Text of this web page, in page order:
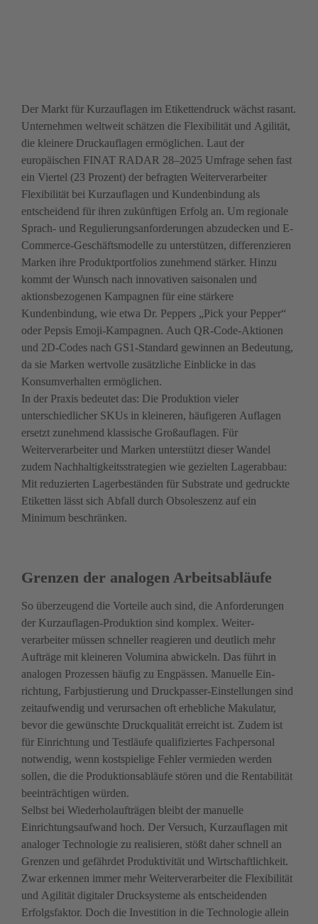
Der Markt für Kurzauflagen im Etikettendruck wächst rasant.
Unternehmen weltweit schätzen die Flexibilität und Agilität,
die kleinere Druckauflagen ermöglichen. Laut der
europäischen FINAT RADAR 28–2025 Umfrage sehen fast
ein Viertel (23 Prozent) der befragten Weiterverarbeiter
Flexibilität bei Kurzauflagen und Kundenbindung als
entscheidend für ihren zukünftigen Erfolg an. Um regionale
Sprach- und Regulierungsanforderungen abzudecken und E-
Commerce-Geschäftsmodelle zu unterstützen, differenzieren
Marken ihre Produktportfolios zunehmend stärker. Hinzu
kommt der Wunsch nach innovativen saisonalen und
aktionsbezogenen Kampagnen für eine stärkere
Kundenbindung, wie etwa Dr. Peppers „Pick your Pepper“
oder Pepsis Emoji-Kampagnen. Auch QR-Code-Aktionen
und 2D-Codes nach GS1-Standard gewinnen an Bedeutung,
da sie Marken wertvolle zusätzliche Einblicke in das
Konsumverhalten ermöglichen.
In der Praxis bedeutet das: Die Produktion vieler
unterschiedlicher SKUs in kleineren, häufigeren Auflagen
ersetzt zunehmend klassische Großauflagen. Für
Weiterverarbeiter und Marken unterstützt dieser Wandel
zudem Nachhaltigkeitsstrategien wie gezielten Lagerabbau:
Mit reduzierten Lagerbeständen für Substrate und gedruckte
Etiketten lässt sich Abfall durch Obsoleszenz auf ein
Minimum beschränken.
Grenzen der analogen Arbeitsabläufe
So überzeugend die Vorteile auch sind, die Anforderungen
der Kurzauflagen-Produktion sind komplex. Weiter­
verarbeiter müssen schneller reagieren und deutlich mehr
Aufträge mit kleineren Volumina abwickeln. Das führt in
analogen Prozessen häufig zu Engpässen. Manuelle Ein­
richtung, Farbjustierung und Druckpasser-Einstellungen sind
zeitaufwendig und verursachen oft erhebliche Makulatur,
bevor die gewünschte Druckqualität erreicht ist. Zudem ist
für Einrichtung und Testläufe qualifiziertes Fachpersonal
notwendig, wenn kostspielige Fehler vermieden werden
sollen, die die Produktions­abläufe stören und die Rentabilität
beeinträchtigen würden.
Selbst bei Wiederholaufträgen bleibt der manuelle
Einrichtungsaufwand hoch. Der Versuch, Kurzauflagen mit
analoger Technologie zu realisieren, stößt daher schnell an
Grenzen und gefährdet Produktivität und Wirtschaftlichkeit.
Zwar erkennen immer mehr Weiterverarbeiter die Flexibilität
und Agilität digitaler Drucksysteme als entscheidenden
Erfolgsfaktor. Doch die Investition in die Technologie allein